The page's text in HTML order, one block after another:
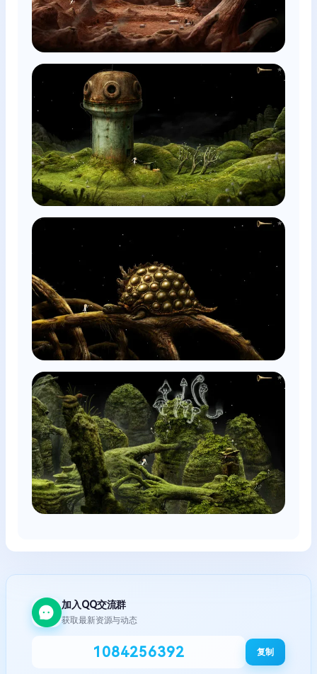
加入QQ交流群
获取最新资源与动态
1084256392 复制